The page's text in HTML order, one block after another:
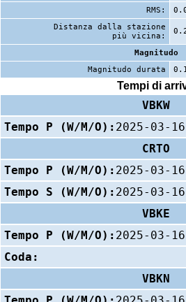
RMS:
Distanza dalla stazione
più vicina:
Magnitudo
Magnitudo durata
Tempi di
VBKW
Tempo P (W/M/O): 2025-03-
CRTO
Tempo P (W/M/O): 2025-03-
Tempo S (W/M/O): 2025-03-
VBKE
Tempo P (W/M/O): 2025-03-
Coda:
VBKN